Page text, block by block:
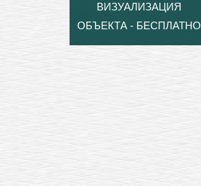
ВИЗУАЛИЗАЦИЯ
ОБЪЕКТА - БЕСПЛАТНО